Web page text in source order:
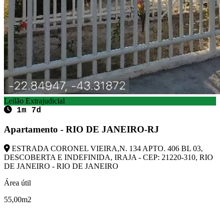
Leilão Extrajudicial
1m 7d
Apartamento - RIO DE JANEIRO-RJ
ESTRADA CORONEL VIEIRA,N. 134 APTO. 406 BL 03,
DESCOBERTA E INDEFINIDA, IRAJA - CEP: 21220-310, RIO
DE JANEIRO - RIO DE JANEIRO
Área útil
55,00m2